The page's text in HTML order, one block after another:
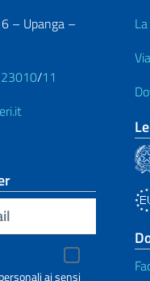
– Upanga –
/11
ai sensi